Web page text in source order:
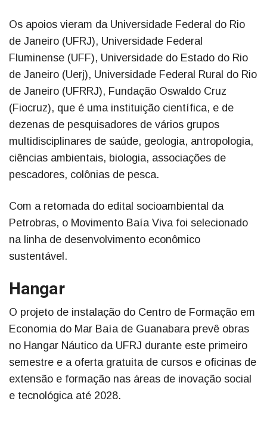
Os apoios vieram da Universidade Federal do Rio
de Janeiro (UFRJ), Universidade Federal
Fluminense (UFF), Universidade do Estado do Rio
de Janeiro (Uerj), Universidade Federal Rural do Rio
de Janeiro (UFRRJ), Fundação Oswaldo Cruz
(Fiocruz), que é uma instituição científica, e de
dezenas de pesquisadores de vários grupos
multidisciplinares de saúde, geologia, antropologia,
ciências ambientais, biologia, associações de
pescadores, colônias de pesca.
Com a retomada do edital socioambiental da
Petrobras, o Movimento Baía Viva foi selecionado
na linha de desenvolvimento econômico
sustentável.
Hangar
O projeto de instalação do Centro de Formação em
Economia do Mar Baía de Guanabara prevê obras
no Hangar Náutico da UFRJ durante este primeiro
semestre e a oferta gratuita de cursos e oficinas de
extensão e formação nas áreas de inovação social
e tecnológica até 2028.